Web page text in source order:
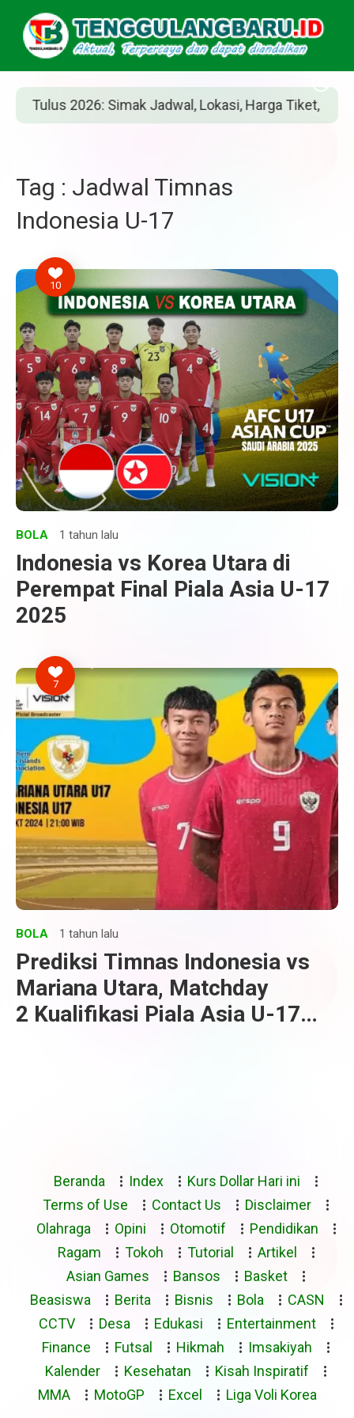
2026: Simak Jadwal, Lokasi, Harga Tiket, dan Cara
Tag : Jadwal Timnas
Indonesia U-17
10
BOLA 1 tahun lalu
Indonesia vs Korea Utara di
Perempat Final Piala Asia U-17
2025
7
BOLA 1 tahun lalu
Prediksi Timnas Indonesia vs
Mariana Utara, Matchday
2 Kualifikasi Piala Asia U-17
Beranda Index
Kurs Dollar Hari ini
Terms of Use
Contact Us
Disclaimer
Olahraga
Opini Otomotif
Pendidikan
Ragam
Tokoh Tutorial
Artikel
Asian Games
Bansos
Basket
Beasiswa
Berita Bisnis Bola
CASN
CCTV
Desa Edukasi
Entertainment
Finance
Futsal Hikmah
Imsakiyah
Kalender
Kesehatan
Kisah Inspiratif
MMA
MotoGP Excel Liga Voli Korea